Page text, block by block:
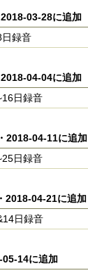
03-28に追加
録音
04-04に追加
日録音
2018-04-11に追加
日録音
2018-04-21に追加
日録音
14に追加